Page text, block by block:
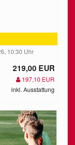
10:30 Uhr
219,00 EUR
197,10 EUR
inkl. Ausstattung